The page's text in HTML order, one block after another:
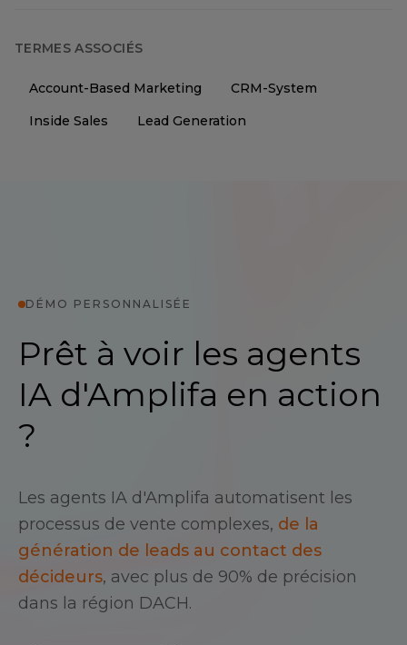
TERMES ASSOCIÉS
Account-Based Marketing
CRM-System
Inside Sales
Lead Generation
DÉMO PERSONNALISÉE
Prêt à voir les agents
IA d'Amplifa en action
?
Les agents IA d'Amplifa automatisent les
processus de vente complexes, de la
génération de leads au contact des
décideurs, avec plus de 90% de précision
dans la région DACH.